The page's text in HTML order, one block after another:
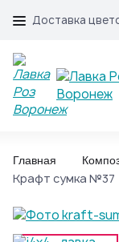
Доставка
Главная
Крафт сумка №37